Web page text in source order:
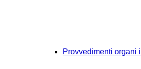
Provvedimenti organi